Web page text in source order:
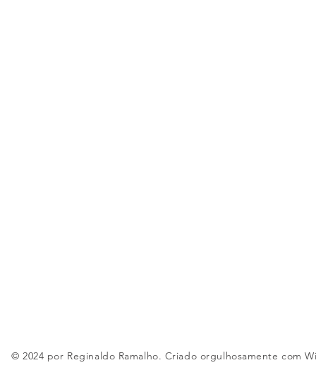
© 2024 por Reginaldo Ramalho. Criado orgulhosamente com